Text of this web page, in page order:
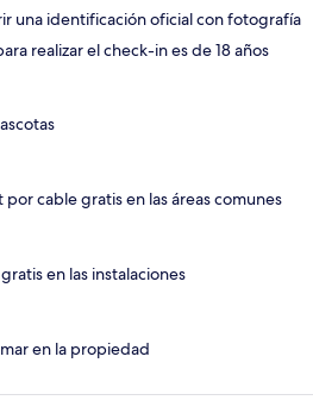
una identificación oficial con fotografía
realizar el check-in es de 18 años
cable gratis en las áreas comunes
en las instalaciones
en la propiedad